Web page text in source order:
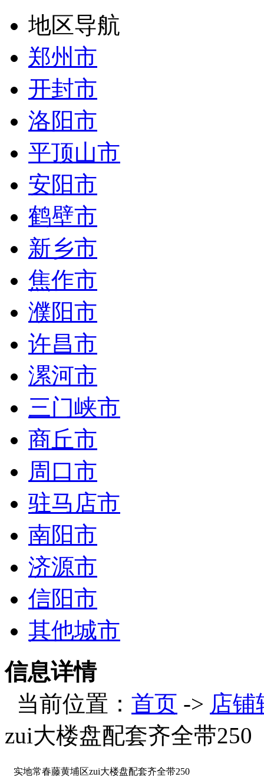
地区导航
郑州市
开封市
洛阳市
平顶山市
安阳市
鹤壁市
新乡市
焦作市
濮阳市
许昌市
漯河市
三门峡市
商丘市
周口市
驻马店市
南阳市
济源市
信阳市
其他城市
信息详情
当前位置： 首页 -> 店铺
zui大楼盘配套齐全带250
实地常春藤黄埔区zui大楼盘配套齐全带250